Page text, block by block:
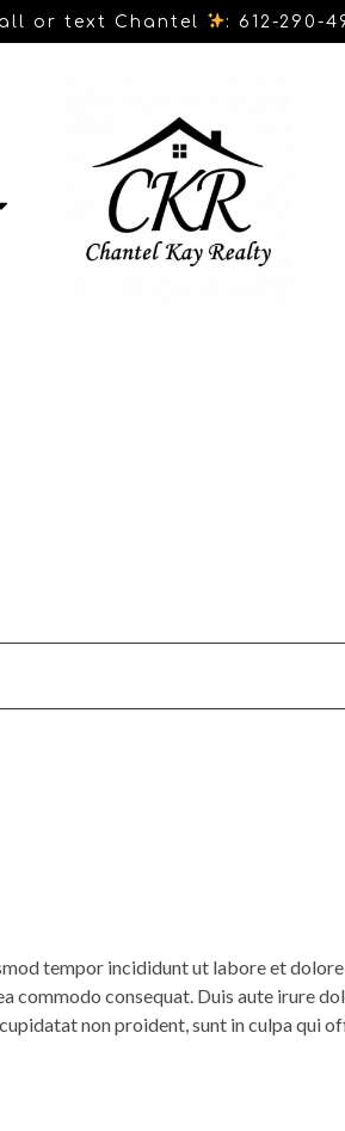
or text Chantel : 612-290-
tempor incididunt ut labore et
commodo consequat. Duis aute irure
non proident, sunt in culpa qui